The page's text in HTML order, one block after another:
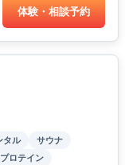
体験・相談予約
タル
サウナ
プロテイン